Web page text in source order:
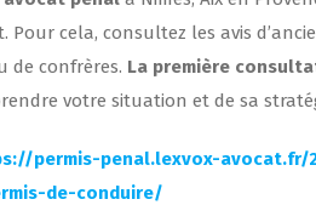
Pour cela, consultez les avis
de confrères. La première
votre situation et de sa
permis-penal.lexvox-
de-conduire/